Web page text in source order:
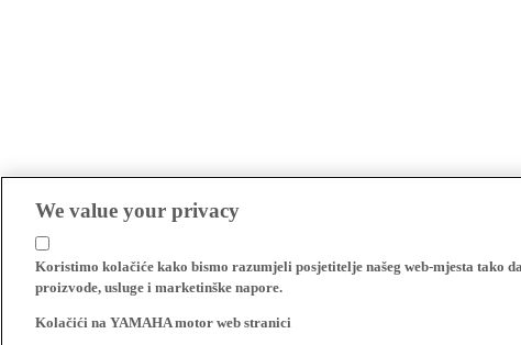
We value your privacy
Koristimo kolačiće kako bismo razumjeli posjetitelje našeg web-mjesta tako
proizvode, usluge i marketinške napore.
Kolačići na YAMAHA motor web stranici